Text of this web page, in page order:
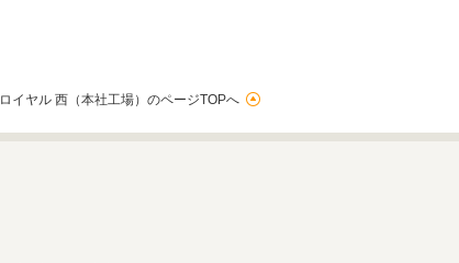
ロイヤル 西（本社工場）のページTOPへ